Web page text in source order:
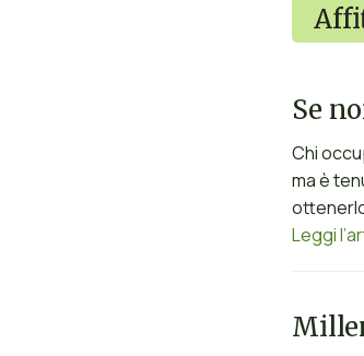
Se
Chi
ma è
Leggi